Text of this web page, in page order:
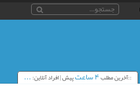
::آخرین مطلب۴ ساعت پیش | افراد آنلاین:...